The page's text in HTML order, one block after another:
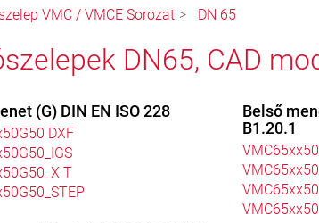
VMC / VMCE Sorozat DN 65
DN65, CAD
(G) DIN EN ISO 228
DXF
T
Belső
B1.20.1